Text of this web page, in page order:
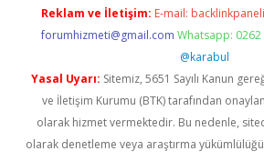
Reklam ve İletişim: E-mail:
forumhizmeti@gmail.com Whatsapp: 0262
@karabul
Yasal Uyarı: Sitemiz, 5651 Sayılı Kanun
ve İletişim Kurumu (BTK) tarafından
olarak hizmet vermektedir. Bu nedenle,
olarak denetleme veya araştırma